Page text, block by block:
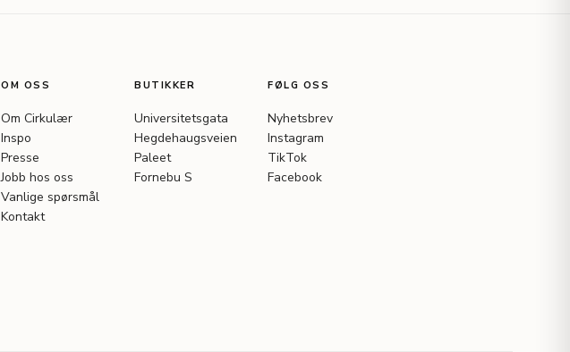
OM OSS
Om Cirkulær
Inspo
Presse
Jobb hos oss
Vanlige spørsmål
Kontakt
BUTIKKER
Universitetsgata
Hegdehaugsveien
Paleet
Fornebu S
FØLG OSS
Nyhetsbrev
Instagram
TikTok
Facebook